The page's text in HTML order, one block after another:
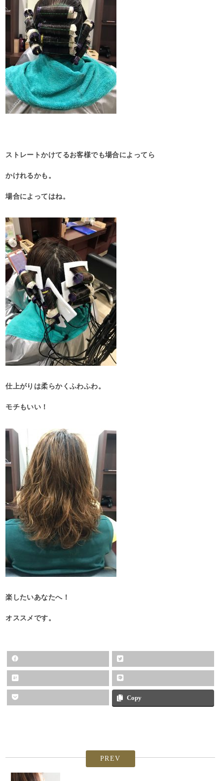
ストレートかけてるお客様でも場合によってら
かけれるかも。
場合によってはね。
仕上がりは柔らかくふわふわ。
モチもいい！
楽したいあなたへ！
オススメです。
Copy
PREV